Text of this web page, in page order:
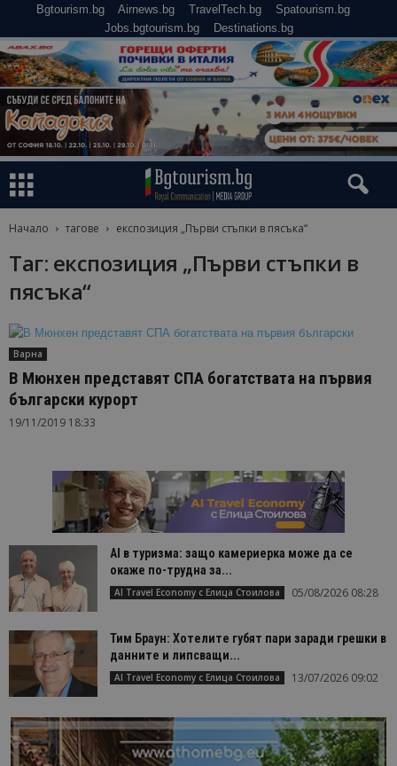
Bgtourism.bg Airnews.bg TravelTech.bg
Spatourism.bg
Jobs.bgtourism.bg
Destinations.bg
Начало тагове експозиция „Първи стъпки в пясъка“
Таг: експозиция „Първи стъпки в
пясъка“
Варна
В Мюнхен представят СПА богатствата на първия
български курорт
19/11/2019 18:33
AI в туризма: защо камериерка може да се
окаже по-трудна за...
AI Travel Economy с Елица Стоилова 05/08/2026 08:28
Тим Браун: Хотелите губят пари заради грешки в
данните и липсващи...
AI Travel Economy с Елица Стоилова 13/07/2026 09:02